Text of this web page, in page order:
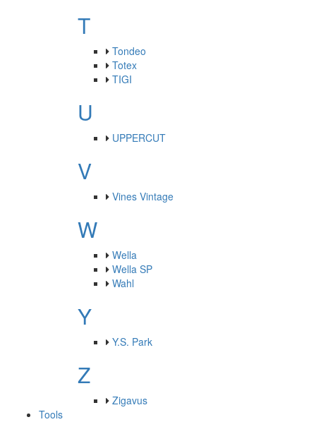
T
Tondeo
Totex
TIGI
U
UPPERCUT
V
Vines Vintage
W
Wella
Wella SP
Wahl
Y
Y.S. Park
Z
Zigavus
Tools